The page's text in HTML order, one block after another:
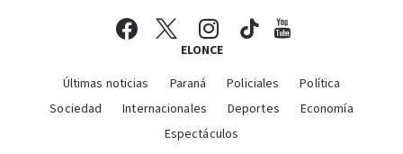
ELONCE
Últimas noticias Paraná Policiales
Política
Sociedad
Internacionales Deportes
Economía
Espectáculos